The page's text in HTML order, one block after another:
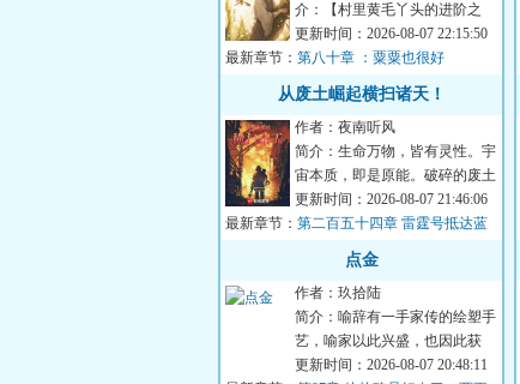
介：【村里黄毛丫头的进阶之
路！】从一介孤女走到万人之
上，田...
更新时间：2026-08-07 22:15:50
最新章节： 第八十章 ：粟粟也很好
从废土崛起横扫诸天！
作者：夜南听风
简介：生命万物，皆有灵性。宇
宙本质，即是原能。破碎的废土
上，充斥着辐射与畸变，浩瀚的
星...
更新时间：2026-08-07 21:46:06
最新章节： 第二百五十四章 雷霆号抵达蓝
点金
作者：玖拾陆
简介：喻辞有一手家传的绘塑手
艺，喻家以此兴盛，也因此获
罪，死的死、流放的流放。为得
更新时间：2026-08-07 20:48:11